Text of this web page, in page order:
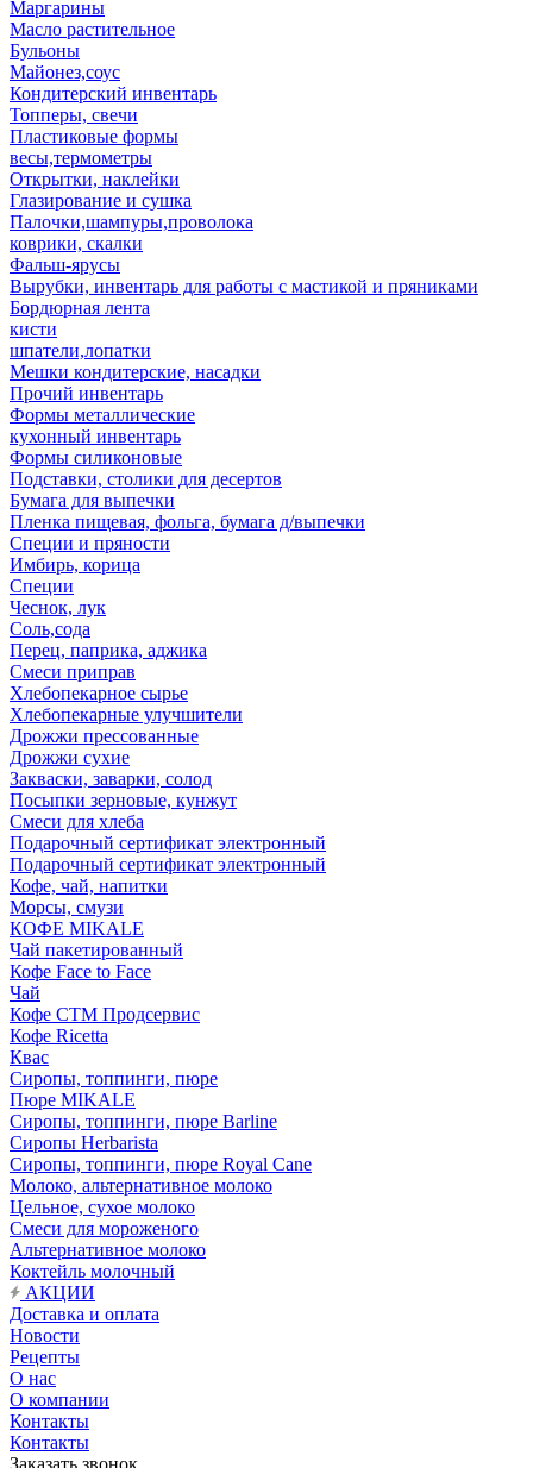
Маргарины
Масло растительное
Бульоны
Майонез,соус
Кондитерский инвентарь
Топперы, свечи
Пластиковые формы
весы,термометры
Открытки, наклейки
Глазирование и сушка
Палочки,шампуры,проволока
коврики, скалки
Фальш-ярусы
Вырубки, инвентарь для работы с мастикой и пряниками
Бордюрная лента
кисти
шпатели,лопатки
Мешки кондитерские, насадки
Прочий инвентарь
Формы металлические
кухонный инвентарь
Формы силиконовые
Подставки, столики для десертов
Бумага для выпечки
Пленка пищевая, фольга, бумага д/выпечки
Специи и пряности
Имбирь, корица
Специи
Чеснок, лук
Соль,сода
Перец, паприка, аджика
Смеси приправ
Хлебопекарное сырье
Хлебопекарные улучшители
Дрожжи прессованные
Дрожжи сухие
Закваски, заварки, солод
Посыпки зерновые, кунжут
Смеси для хлеба
Подарочный сертификат электронный
Подарочный сертификат электронный
Кофе, чай, напитки
Морсы, смузи
КОФЕ MIKALE
Чай пакетированный
Кофе Face to Face
Чай
Кофе СТМ Продсервис
Кофе Ricetta
Квас
Сиропы, топпинги, пюре
Пюре MIKALE
Сиропы, топпинги, пюре Barline
Сиропы Herbarista
Сиропы, топпинги, пюре Royal Cane
Молоко, альтернативное молоко
Цельное, сухое молоко
Смеси для мороженого
Альтернативное молоко
Коктейль молочный
АКЦИИ
Доставка и оплата
Новости
Рецепты
О нас
О компании
Контакты
Контакты
Заказать звонок